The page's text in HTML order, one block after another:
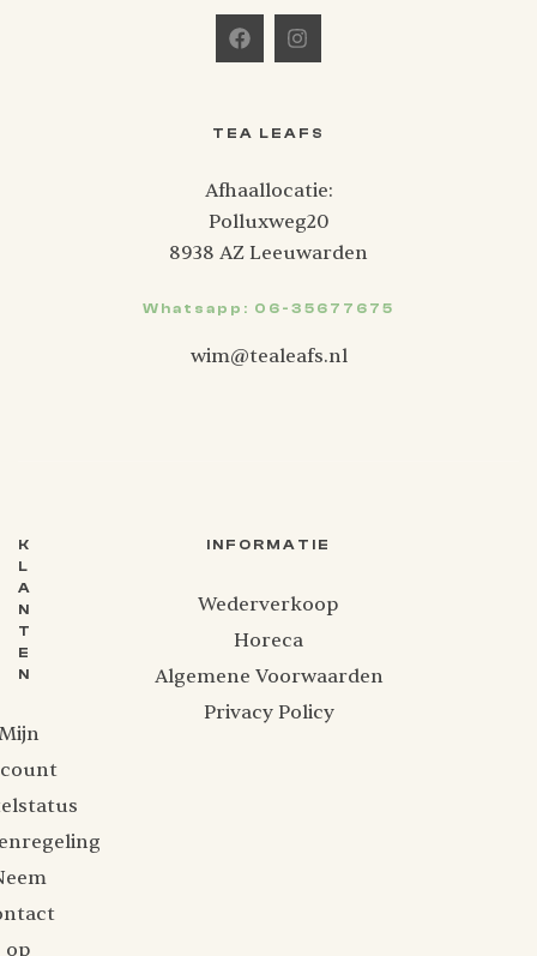
K
L
A
N
T
E
N
op
INFORMATIE
Wederverkoop
Horeca
Algemene Voorwaarden
Privacy Policy
TEA LEAFS
Afhaallocatie:
Polluxweg20
8938 AZ Leeuwarden
Whatsapp: 06-35677675
wim@tealeafs.nl